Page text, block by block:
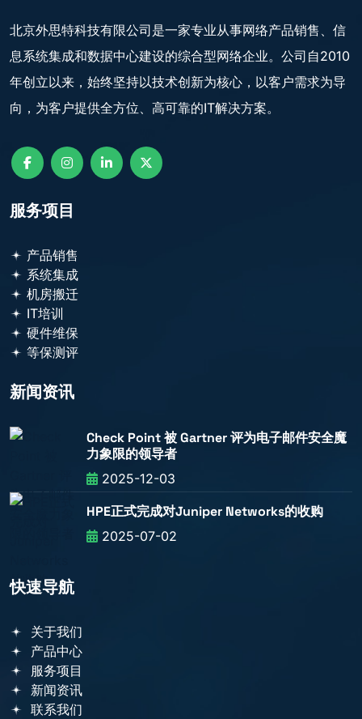
北京外思特科技有限公司是一家专业从事网络产品销售、信
息系统集成和数据中心建设的综合型网络企业。公司自2010
年创立以来，始终坚持以技术创新为核心，以客户需求为导
向，为客户提供全方位、高可靠的IT解决方案。
服务项目
产品销售
系统集成
机房搬迁
IT培训
硬件维保
等保测评
新闻资讯
Check Point 被 Gartner 评为电子邮件安全魔
力象限的领导者
2025-12-03
HPE正式完成对Juniper Networks的收购
2025-07-02
快速导航
关于我们
产品中心
服务项目
新闻资讯
联系我们